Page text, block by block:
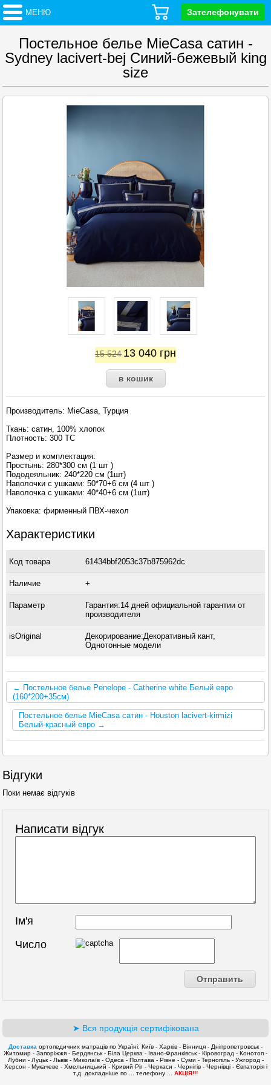
МЕНЮ Зателефонувати
Постельное белье MieCasa сатин -
Sydney lacivert-bej Синий-бежевый king
size
15 524 13 040 грн
Производитель: MieCasa, Турция
Ткань: сатин, 100% хлопок
Плотность: 300 TC
Размер и комплектация:
Простынь: 280*300 см (1 шт )
Пододеяльник: 240*220 см (1шт)
Наволочки с ушками: 50*70+6 см (4 шт )
Наволочка с ушками: 40*40+6 см (1шт)
Упаковка: фирменный ПВХ-чехол
Характеристики
Код товара 61434bbf2053c37b875962dc
Наличие +
Параметр
Гарантия:14 дней официальной гарантии от
производителя
isOriginal
Декорирование:Декоративный кант,
Однотонные модели
← Постельное белье Penelope - Catherine white Белый евро
(160*200+35см)
Постельное белье MieCasa сатин - Houston lacivert-kirmizi
Белый-красный евро →
Відгуки
Поки немає відгуків
Написати відгук
Ім'я
Число
➤ Вся продукція сертифікована
Доставка ортопедичних матраців по Україні: Київ - Харків - Вінниця - Дніпропетровськ -
Житомир - Запоріжжя - Бердянськ - Біла Церква - Івано-Франківськ - Кіровоград - Конотоп -
Лубни - Луцьк - Львів - Миколаїв - Одеса - Полтава - Рівне - Суми - Тернопіль - Ужгород -
Херсон - Мукачеве - Хмельницький - Кривий Ріг - Черкаси - Чернігів - Чернівці - Євпаторія і
т.д. докладніше по ... телефону ... АКЦІЯ!!!